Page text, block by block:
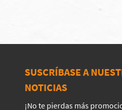
SUSCRÍBASE A
NOTICIAS
¡No te pierdas más